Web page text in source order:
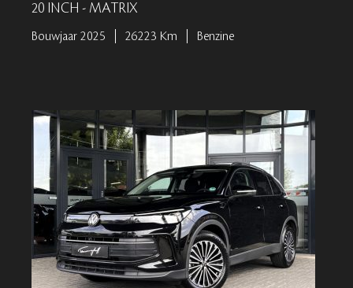
20 INCH - MATRIX
Bouwjaar 2025 26223 Km Benzine